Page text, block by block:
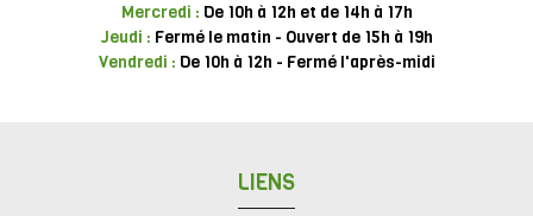
Mercredi : De 10h à 12h et de 14h à 17h
Jeudi : Fermé le matin - Ouvert de 15h à 19h
Vendredi : De 10h à 12h - Fermé l'après-midi
LIENS